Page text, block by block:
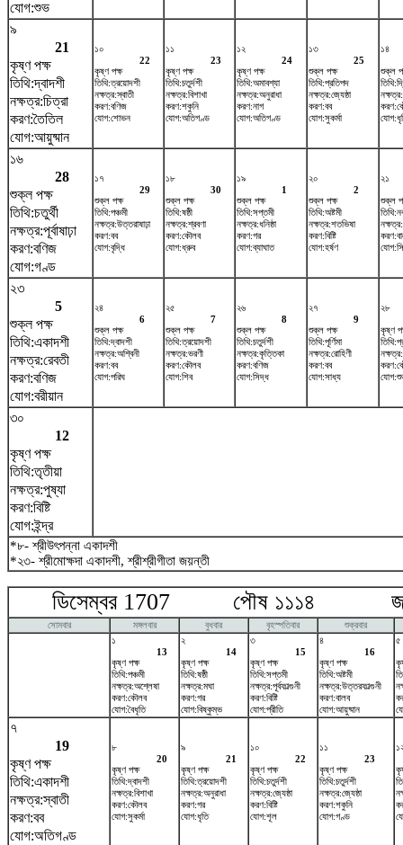
যোগ:শুভ
৯
21
কৃষ্ণ পক্ষ
তিথি:দ্বাদশী
নক্ষত্র:চিত্রা
করণ:তৈতিল
যোগ:আয়ুষ্মান
১০
22
কৃষ্ণ পক্ষ
তিথি:ত্রয়োদশী
নক্ষত্র:স্বাতী
করণ:বণিজ
যোগ:শোভন
১১
23
কৃষ্ণ পক্ষ
তিথি:চতুর্দশী
নক্ষত্র:বিশাখা
করণ:শকুনি
যোগ:অতিগণ্ড
১২
24
কৃষ্ণ পক্ষ
তিথি:অমাবশ্যা
নক্ষত্র:অনুরাধা
করণ:নাগ
যোগ:অতিগণ্ড
১৩
25
শুক্ল পক্ষ
তিথি:প্রতিপদ
নক্ষত্র:জ্যেষ্ঠা
করণ:বব
যোগ:সুকর্মা
১৪
শুক্ল
১৬
28
শুক্ল পক্ষ
তিথি:চতুর্থী
নক্ষত্র:পূর্বাষাঢ়া
করণ:বণিজ
যোগ:গণ্ড
১৭
29
শুক্ল পক্ষ
তিথি:পঞ্চমী
নক্ষত্র:উত্তরাষাঢ়া
করণ:বব
যোগ:বৃদ্ধি
১৮
30
শুক্ল পক্ষ
তিথি:ষষ্ঠী
নক্ষত্র:শ্রবণা
করণ:কৌলব
যোগ:ধ্রুব
১৯
1
শুক্ল পক্ষ
তিথি:সপ্তমী
নক্ষত্র:ধনিষ্ঠা
করণ:গর
যোগ:ব্যাঘাত
২০
2
শুক্ল পক্ষ
তিথি:অষ্টমী
নক্ষত্র:শতভিষ‌া
করণ:বিষ্টি
যোগ:হর্ষণ
২১
শুক্ল
২৩
5
শুক্ল পক্ষ
তিথি:একাদশী
নক্ষত্র:রেবতী
করণ:বণিজ
যোগ:বরীয়ান
২৪
6
শুক্ল পক্ষ
তিথি:দ্বাদশী
নক্ষত্র:অশ্বিনী
করণ:বব
যোগ:পরিঘ
২৫
7
শুক্ল পক্ষ
তিথি:ত্রয়োদশী
নক্ষত্র:ভরণী
করণ:কৌলব
যোগ:শিব
২৬
8
শুক্ল পক্ষ
তিথি:চতুর্দশী
নক্ষত্র:কৃত্তিকা
করণ:বণিজ
যোগ:সিদ্ধ
২৭
9
শুক্ল পক্ষ
তিথি:পূর্ণিমা
নক্ষত্র:রোহিণী
করণ:বব
যোগ:সাধ্য
২৮
কৃষ্ণ
৩০
12
কৃষ্ণ পক্ষ
তিথি:তৃতীয়া
নক্ষত্র:পুষ্যা
করণ:বিষ্টি
যোগ:ইন্দ্র
*৮- শ্রীউৎপন্না একাদশী
*২৩- শ্রীমোক্ষদা একাদশী, শ্রীশ্রীগীতা জয়ন্তী
ডিসেম্বর 1707 পৌষ ১১১৪
সোমবার মঙ্গলবার বুধবার বৃহস্পতিবার
শুক্রবার
১
13
কৃষ্ণ পক্ষ
তিথি:পঞ্চমী
নক্ষত্র:অশ্লেষা
করণ:কৌলব
যোগ:বৈধৃতি
২
14
কৃষ্ণ পক্ষ
তিথি:ষষ্ঠী
নক্ষত্র:মঘা
করণ:গর
যোগ:বিষ্কুম্ভ
৩
15
কৃষ্ণ পক্ষ
তিথি:সপ্তমী
নক্ষত্র:পূর্বফাল্গুনী
করণ:বিষ্টি
যোগ:প্রীতি
৪
16
কৃষ্ণ পক্ষ
তিথি:অষ্টমী
নক্ষত্র:উত্তরফাল্গুনী
করণ:বালব
যোগ:আয়ুষ্মান
৫
৭
19
কৃষ্ণ পক্ষ
তিথি:একাদশী
নক্ষত্র:স্বাতী
করণ:বব
যোগ:অতিগণ্ড
৮
20
কৃষ্ণ পক্ষ
তিথি:দ্বাদশী
নক্ষত্র:বিশাখা
করণ:কৌলব
যোগ:সুকর্মা
৯
21
কৃষ্ণ পক্ষ
তিথি:ত্রয়োদশী
নক্ষত্র:অনুরাধা
করণ:গর
যোগ:ধৃতি
১০
22
কৃষ্ণ পক্ষ
তিথি:চতুর্দশী
নক্ষত্র:জ্যেষ্ঠা
করণ:বিষ্টি
যোগ:শূল
১১
23
কৃষ্ণ পক্ষ
তিথি:চতুর্দশী
নক্ষত্র:জ্যেষ্ঠা
করণ:শকুনি
যোগ:গণ্ড